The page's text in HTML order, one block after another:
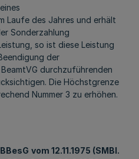
Laufe des Jahres und erhält
Sonderzahlung
so ist diese Leistung
der
durchzuführenden
Die Höchstgrenze
Nummer 3 zu erhöhen.
vom 12.11.1975 (SMBl.